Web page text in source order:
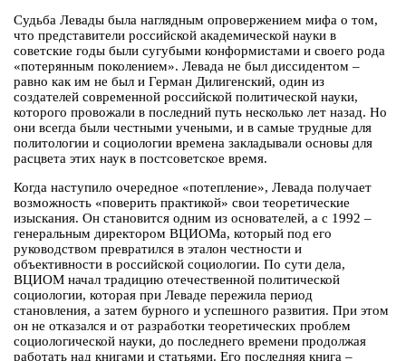
Судьба Левады была наглядным опровержением мифа о том,
что представители российской академической науки в
советские годы были сугубыми конформистами и своего рода
«потерянным поколением». Левада не был диссидентом –
равно как им не был и Герман Дилигенский, один из
создателей современной российской политической науки,
которого провожали в последний путь несколько лет назад. Но
они всегда были честными учеными, и в самые трудные для
политологии и социологии времена закладывали основы для
расцвета этих наук в постсоветское время.
Когда наступило очередное «потепление», Левада получает
возможность «поверить практикой» свои теоретические
изыскания. Он становится одним из основателей, а с 1992 –
генеральным директором ВЦИОМа, который под его
руководством превратился в эталон честности и
объективности в российской социологии. По сути дела,
ВЦИОМ начал традицию отечественной политической
социологии, которая при Леваде пережила период
становления, а затем бурного и успешного развития. При этом
он не отказался и от разработки теоретических проблем
социологической науки, до последнего времени продолжая
работать над книгами и статьями. Его последняя книга –